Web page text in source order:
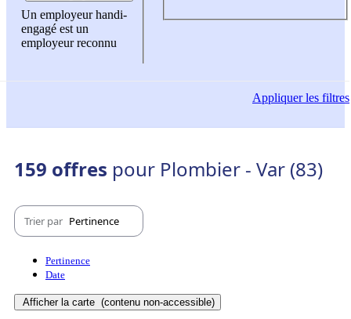
Un employeur handi-
engagé est un
employeur reconnu
Appliquerles filtres
159 offres pour Plombier - Var (83)
Trier par Pertinence
Pertinence
Date
Afficher la carte (contenu non-accessible)